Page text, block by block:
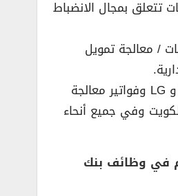
تتعلق بمجال الانضباط
/ معالجة تمويل
– المعرفة بـ LC و LG وفواتير معالجة
وفي جميع أنحاء
في وظائف بنك